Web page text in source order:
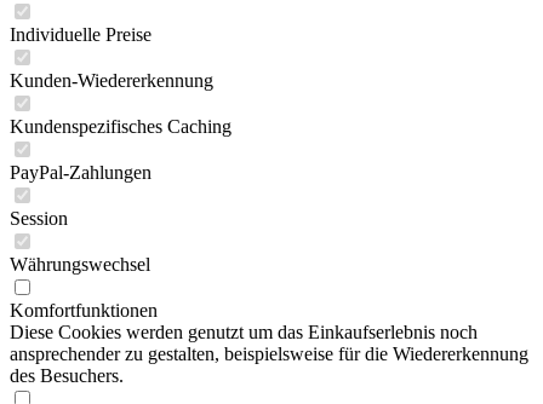
Individuelle Preise
Kunden-Wiedererkennung
Kundenspezifisches Caching
PayPal-Zahlungen
Session
Währungswechsel
Komfortfunktionen
Diese Cookies werden genutzt um das Einkaufserlebnis noch
ansprechender zu gestalten, beispielsweise für die Wiedererkennung
des Besuchers.